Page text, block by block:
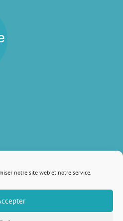
notre site web et notre service.